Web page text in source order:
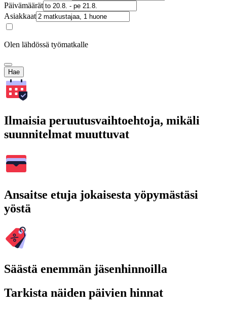
Päivämäärät
Asiakkaat
Olen lähdössä työmatkalle
Hae
Ilmaisia peruutusvaihtoehtoja, mikäli
suunnitelmat muuttuvat
Ansaitse etuja jokaisesta yöpymästäsi
yöstä
Säästä enemmän jäsenhinnoilla
Tarkista näiden päivien hinnat